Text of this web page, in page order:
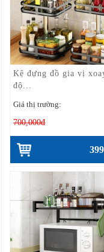
Kệ đựng đồ gia vị
độ...
Giá thị trường:
700,000đ